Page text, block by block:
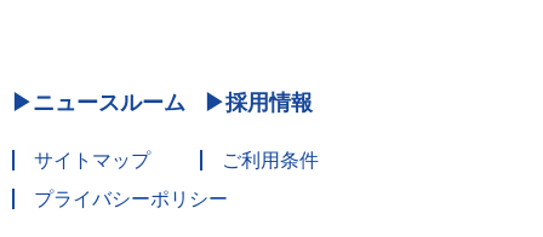
ニュースルーム 採用情報
サイトマップ
ご利用条件
プライバシーポリシー